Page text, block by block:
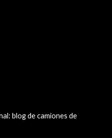
blog de camiones de